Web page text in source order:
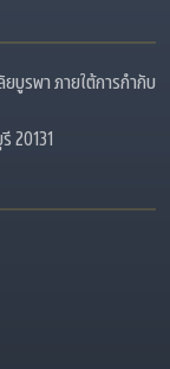
บูรพา ภายใต้การกำกับ
20131